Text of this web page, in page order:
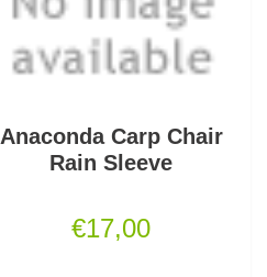
Anaconda Carp Chair
Rain Sleeve
€17,00